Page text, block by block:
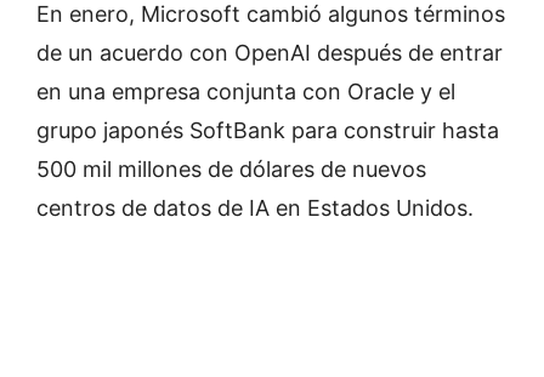
En enero, Microsoft cambió algunos términos
de un acuerdo con OpenAI después de entrar
en una empresa conjunta con Oracle y el
grupo japonés SoftBank para construir hasta
500 mil millones de dólares de nuevos
centros de datos de IA en Estados Unidos.